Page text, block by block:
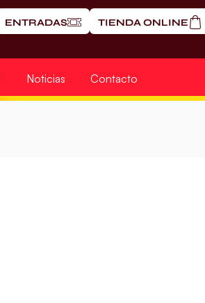
ENTRADAS TIENDA ONLINE
Noticias Contacto